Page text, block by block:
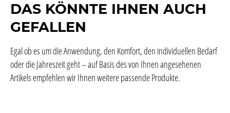
DAS KÖNNTE IHNEN AUCH
GEFALLEN
Egal ob es um die Anwendung, den Komfort, den individuellen Bedarf
oder die Jahreszeit geht – auf Basis des von Ihnen angesehenen
Artikels empfehlen wir Ihnen weitere passende Produkte.